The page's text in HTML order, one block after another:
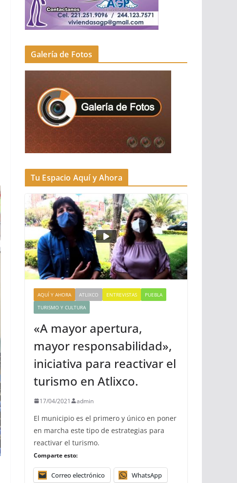
Galería de Fotos
Tu Espacio Aquí y Ahora
AQUÍ Y AHORA ATLIXCO ENTREVISTAS
PUEBLA
TURISMO Y CULTURA
«A mayor apertura,
mayor responsabilidad»,
iniciativa para reactivar el
turismo en Atlixco.
17/04/2021 admin
El municipio es el primero y único en poner
en marcha este tipo de estrategias para
reactivar el turismo.
Comparte esto:
Correo electrónico WhatsApp